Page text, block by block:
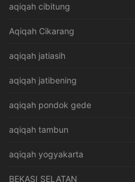
aqiqah cibitung
Aqiqah Cikarang
aqiqah jatiasih
aqiqah jatibening
aqiqah pondok gede
aqiqah tambun
aqiqah yogyakarta
BEKASI SELATAN